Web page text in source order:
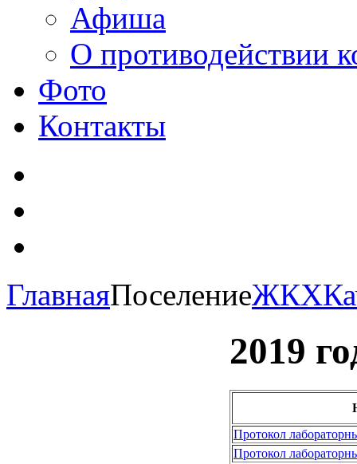
Афиша
О противодействии
Фото
Контакты
ГлавнаяПоселениеЖКХ
2019
Протокол
Протокол